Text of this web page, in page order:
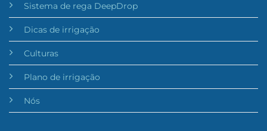
Sistema de rega DeepDrop
Dicas de irrigação
Culturas
Plano de irrigação
Nós